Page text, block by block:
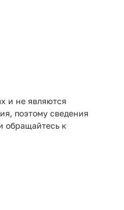
и не являются
поэтому сведения
обращайтесь к